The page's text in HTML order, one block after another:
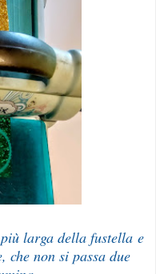
larga della fustella e
non si passa due